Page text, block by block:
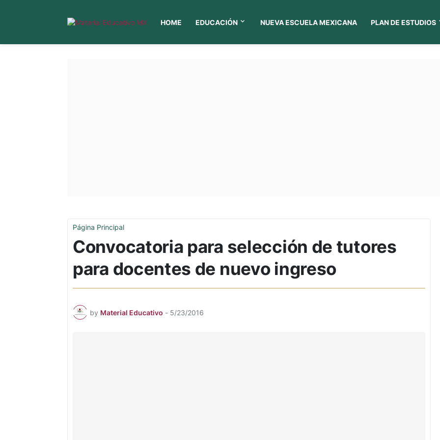
HOME EDUCACIÓN NUEVA ESCUELA MEXICANA PLAN DE ESTUDIOS
Página Principal
Convocatoria para selección de tutores
para docentes de nuevo ingreso
by Material Educativo - 5/23/2016